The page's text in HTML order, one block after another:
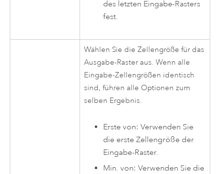
des letzten Eingabe-Rasters
fest.
Wählen Sie die Zellengröße für das
Ausgabe-Raster aus. Wenn alle
Eingabe-Zellengrößen identisch
sind, führen alle Optionen zum
selben Ergebnis.
Erste von: Verwenden Sie
die erste Zellengröße der
Eingabe-Raster.
Min. von: Verwenden Sie die